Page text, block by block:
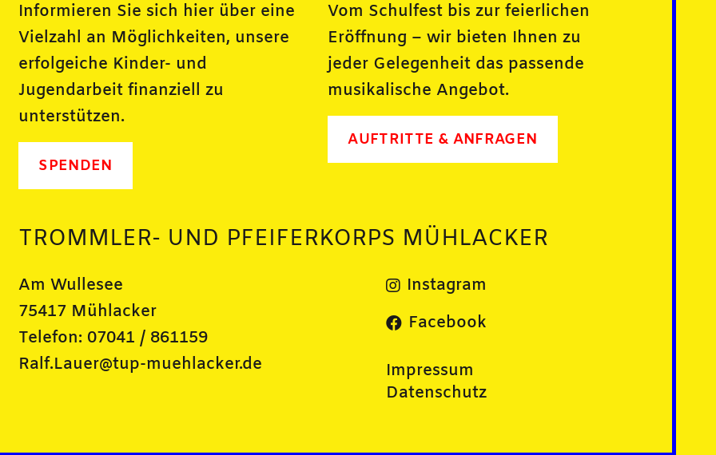
Informieren Sie sich hier über eine
Vielzahl an Möglichkeiten, unsere
erfolgeiche Kinder- und
Jugendarbeit finanziell zu
unterstützen.
SPENDEN
Vom Schulfest bis zur feierlichen
Eröffnung – wir bieten Ihnen zu
jeder Gelegenheit das passende
musikalische Angebot.
AUFTRITTE & ANFRAGEN
TROMMLER- UND PFEIFERKORPS MÜHLACKER
Am Wullesee
75417 Mühlacker
Telefon: 07041 / 861159
Ralf.Lauer@tup-muehlacker.de
Instagram
Facebook
Impressum
Datenschutz